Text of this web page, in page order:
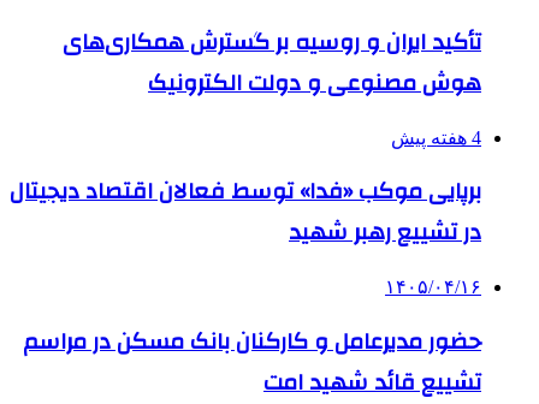
تأکید ایران و روسیه بر گسترش همکاری‌های
هوش مصنوعی و دولت الکترونیک
4 هفته پیش
برپایی موکب «فدا» توسط فعالان اقتصاد دیجیتال
در تشییع رهبر شهید
۱۴۰۵/۰۴/۱۶
حضور مدیرعامل و کارکنان بانک مسکن در مراسم
تشییع قائد شهید امت